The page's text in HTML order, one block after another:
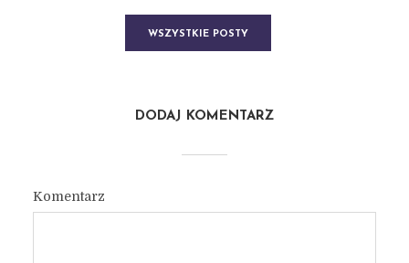
WSZYSTKIE POSTY
DODAJ KOMENTARZ
Komentarz